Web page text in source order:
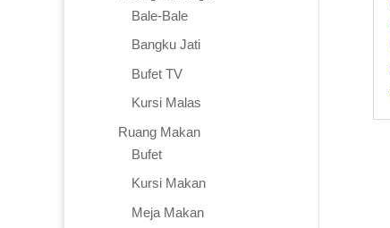
Bale-Bale
Bangku Jati
Bufet TV
Kursi Malas
Ruang Makan
Bufet
Kursi Makan
Meja Makan